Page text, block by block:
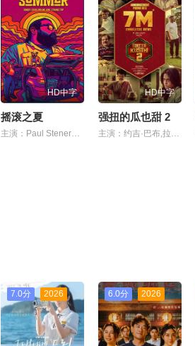
HD中字
摇滚之夏
主演：Paul Stenerson,Zeke F Carlton III,Ashlee Buchanan
HD中字
强扭的瓜也甜 2
主演：约吉·巴布,拉姆亚·克里希南,Karunas,艾西瓦娅·莱克希米
7.0分 2026 6.0分 2026